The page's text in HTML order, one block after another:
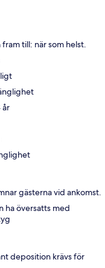
till: när som helst.
år
gästerna vid ankomst.
ha översatts med
deposition krävs för